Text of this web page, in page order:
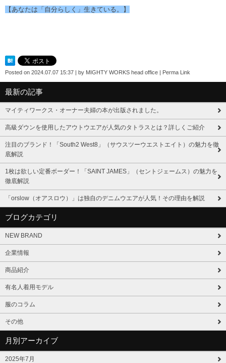
【あなたは「自分らしく」生きている。】
Posted on 2024.07.07 15:37 | by MIGHTY WORKS head office | Perma Link
最新の記事
マイティワークス・オーナー夫婦の本が出版されました。
高級ダウンを使用したアウトウエアが人気のタトラスとは？詳しくご紹介
注目のブランド！「South2 West8」（サウスツーウエストエイト）の魅力を徹
底解説
1枚は欲しい定番ボーダー！「SAINT JAMES」（セントジェームス）の魅力を
徹底解説
「orslow（オアスロウ）」は独自のデニムウエアが人気！その理由を解説
ブログカテゴリ
NEW BRAND
企業情報
商品紹介
有名人着用モデル
服のコラム
その他
月別アーカイブ
2025年7月